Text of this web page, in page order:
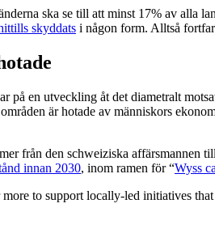
ska se till att minst 17% av alla
skyddats i någon form. Alltså
på en utveckling åt det diametralt
är hotade av människors
från den schweiziska
innan 2030, inom ramen för “Wyss
to support locally-led initiatives